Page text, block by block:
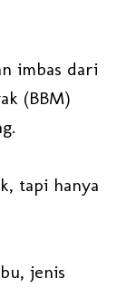
imbas dari
(BBM)
tapi hanya
jenis